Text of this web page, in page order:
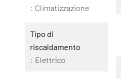
Climatizzazione
Tipo di
riscaldamento
Elettrico